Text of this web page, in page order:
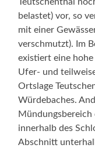
belastet) vor, so
mit einer
verschmutzt). Im
existiert eine
Ufer- und
Ortslage
Würdebaches.
Mündungsbereich
innerhalb des
Abschnitt